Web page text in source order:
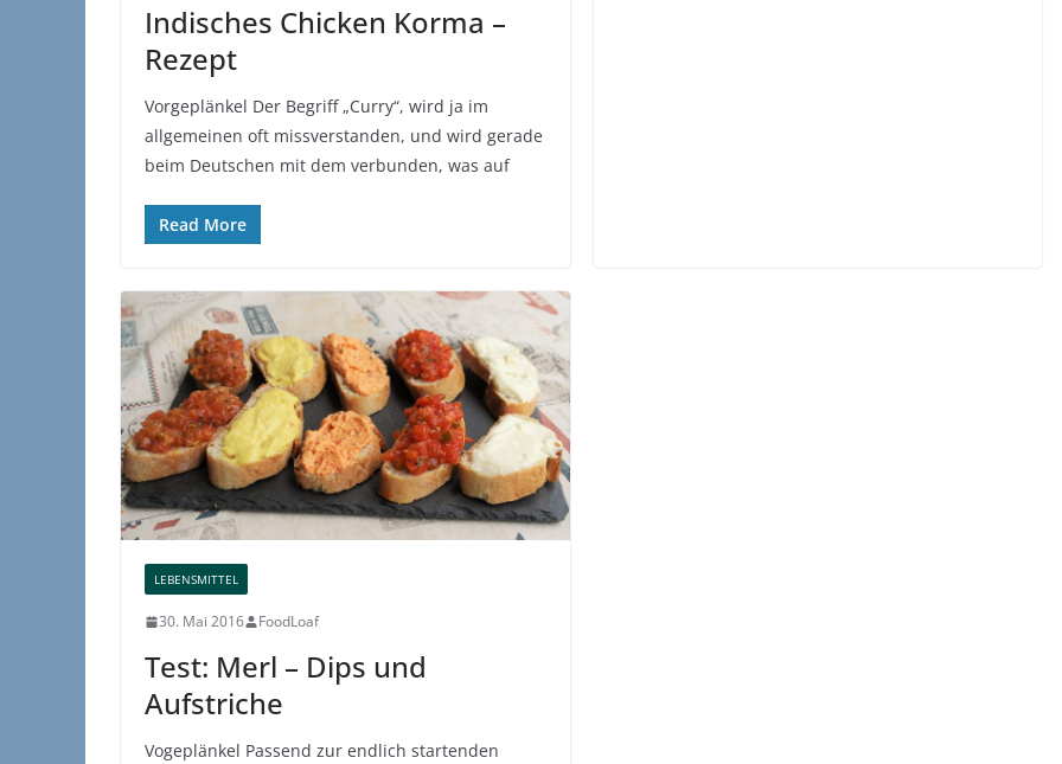
Indisches Chicken Korma –
Rezept
Vorgeplänkel Der Begriff „Curry“, wird ja im
allgemeinen oft missverstanden, und wird gerade
beim Deutschen mit dem verbunden, was auf
Read More
LEBENSMITTEL
30. Mai 2016 FoodLoaf
Test: Merl – Dips und
Aufstriche
Vogeplänkel Passend zur endlich startenden